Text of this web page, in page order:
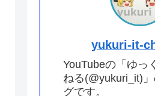
yukuri-it-
YouTubeの「ゆっ
ねる(@yukuri_it)
グです。